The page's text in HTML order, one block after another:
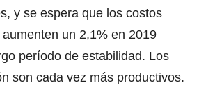
y se espera que los costos
un 2,1% en 2019
período de estabilidad. Los
son cada vez más productivos.